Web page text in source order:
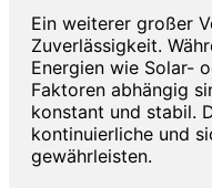
Ein weiterer großer
Zuverlässigkeit.
Energien wie Solar-
Faktoren abhängig
konstant und stabil.
kontinuierliche und
gewährleisten.